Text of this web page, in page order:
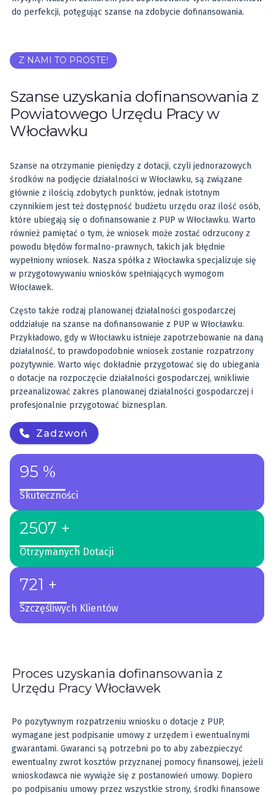
do perfekcji, potęgując szanse na zdobycie dofinansowania.
Z NAMI TO PROSTE!
Szanse uzyskania dofinansowania z
Powiatowego Urzędu Pracy w
Włocławku
Szanse na otrzymanie pieniędzy z dotacji, czyli jednorazowych
środków na podjęcie działalności w Włocławku, są związane
głównie z ilością zdobytych punktów, jednak istotnym
czynnikiem jest też dostępność budżetu urzędu oraz ilość osób,
które ubiegają się o dofinansowanie z PUP w Włocławku. Warto
również pamiętać o tym, że wniosek może zostać odrzucony z
powodu błędów formalno-prawnych, takich jak błędnie
wypełniony wniosek. Nasza spółka z Włocławka specjalizuje się
w przygotowywaniu wniosków spełniających wymogom
Włocławek.
Często także rodzaj planowanej działalności gospodarczej
oddziałuje na szanse na dofinansowanie z PUP w Włocławku.
Przykładowo, gdy w Włocławku istnieje zapotrzebowanie na daną
działalność, to prawdopodobnie wniosek zostanie rozpatrzony
pozytywnie. Warto więc dokładnie przygotować się do ubiegania
o dotacje na rozpoczęcie działalności gospodarczej, wnikliwie
przeanalizować zakres planowanej działalności gospodarczej i
profesjonalnie przygotować biznesplan.
Zadzwoń
95 %
Skuteczności
2507 +
Otrzymanych Dotacji
721 +
Szczęśliwych Klientów
Proces uzyskania dofinansowania z
Urzędu Pracy Włocławek
Po pozytywnym rozpatrzeniu wniosku o dotacje z PUP,
wymagane jest podpisanie umowy z urzędem i ewentualnymi
gwarantami. Gwaranci są potrzebni po to aby zabezpieczyć
ewentualny zwrot kosztów przyznanej pomocy finansowej, jeżeli
wnioskodawca nie wywiąże się z postanowień umowy. Dopiero
po podpisaniu umowy przez wszystkie strony, środki finansowe